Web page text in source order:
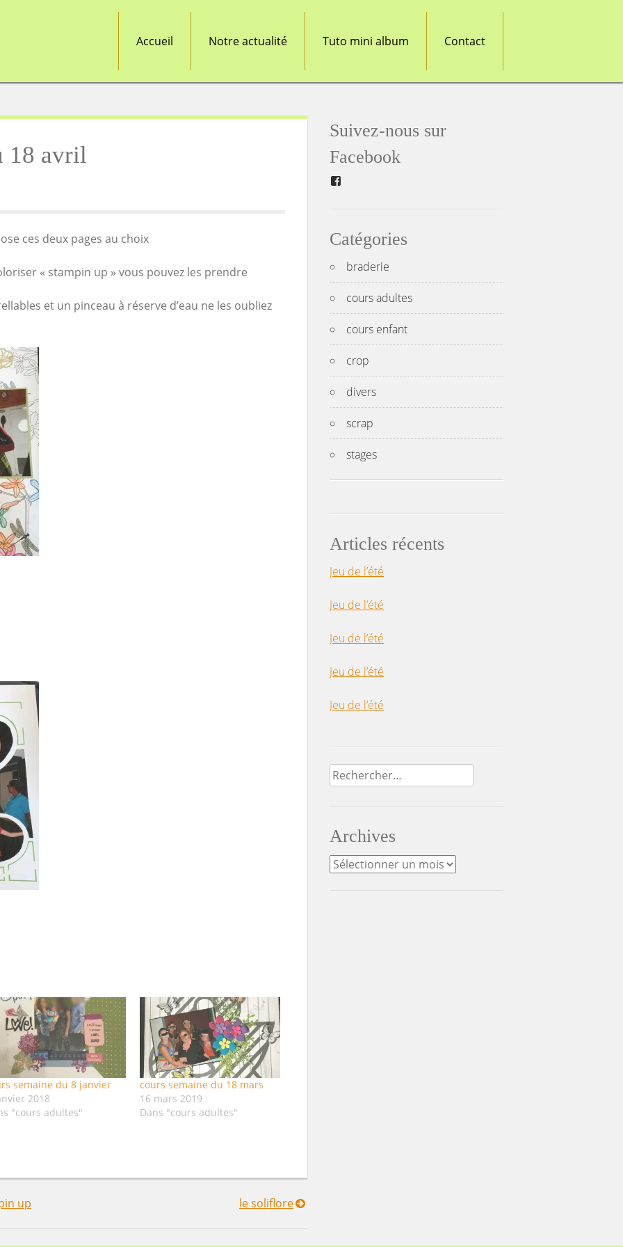
Accueil Notre actualité Tuto mini album Contact
18 avril
ces deux pages au choix
« stampin up » vous pouvez les prendre
et un pinceau à réserve d’eau ne les oubliez
semaine du 8 janvier
2018
"cours adultes"
cours semaine du 18 mars
16 mars 2019
Dans "cours adultes"
up le soliflore
Suivez-nous sur
Facebook
Catégories
braderie
cours adultes
cours enfant
crop
divers
scrap
stages
Articles récents
Jeu de l’été
Jeu de l’été
Jeu de l’été
Jeu de l’été
Jeu de l’été
Rechercher :
Archives
Archives